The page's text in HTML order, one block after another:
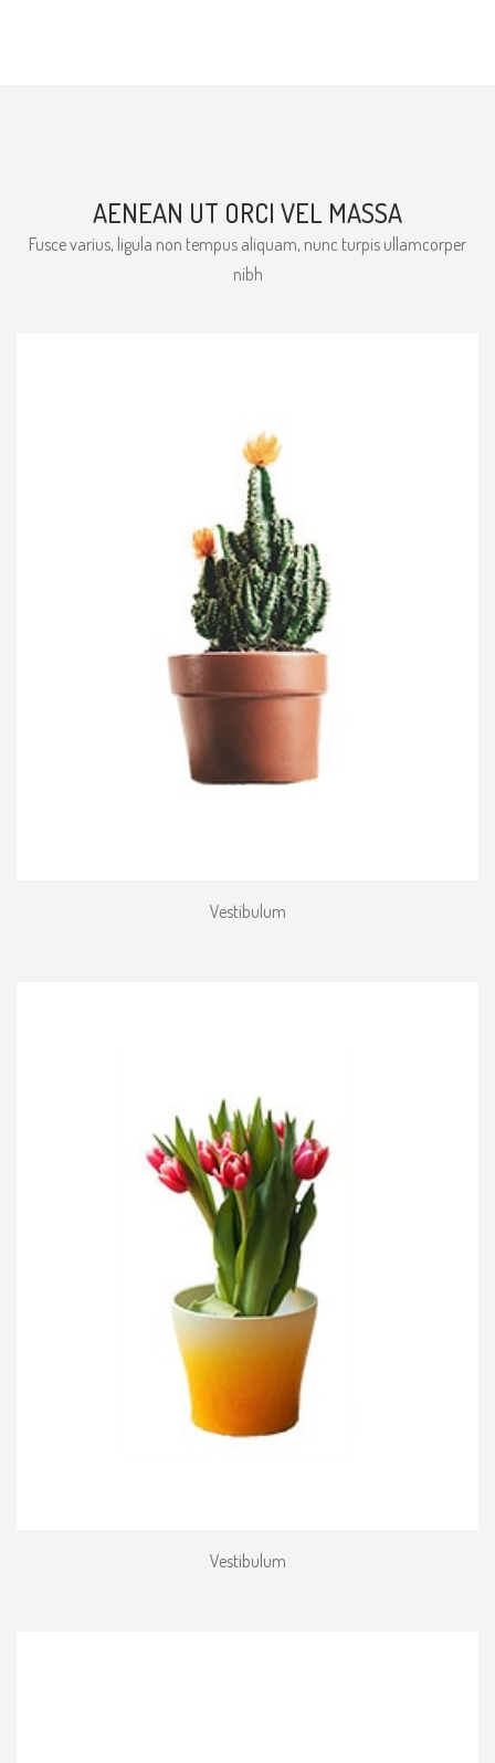
AENEAN UT ORCI VEL MASSA
Fusce varius, ligula non tempus aliquam, nunc turpis ullamcorper
nibh
Vestibulum
Vestibulum